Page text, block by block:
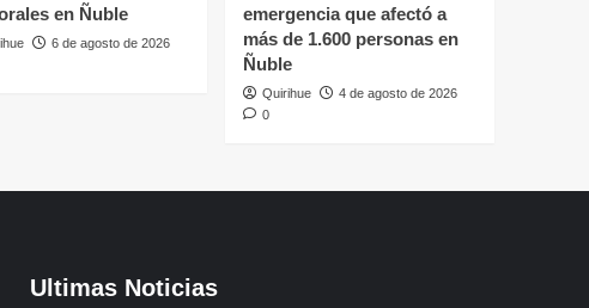
en Ñuble
6 de agosto de 2026
emergencia que afectó a
más de 1.600 personas en
Ñuble
Quirihue
4 de agosto de 2026
0
Ultimas Noticias